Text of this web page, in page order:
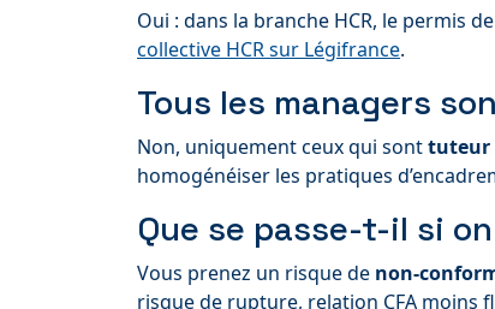
Oui : dans la branche HCR, le permis
collective HCR sur Légifrance.
Tous les managers
Non, uniquement ceux qui sonttuteur
homogénéiser les pratiques
Que se passe-t-il si on
Vous prenez un risque de non-
risque de rupture, relation CFA moins